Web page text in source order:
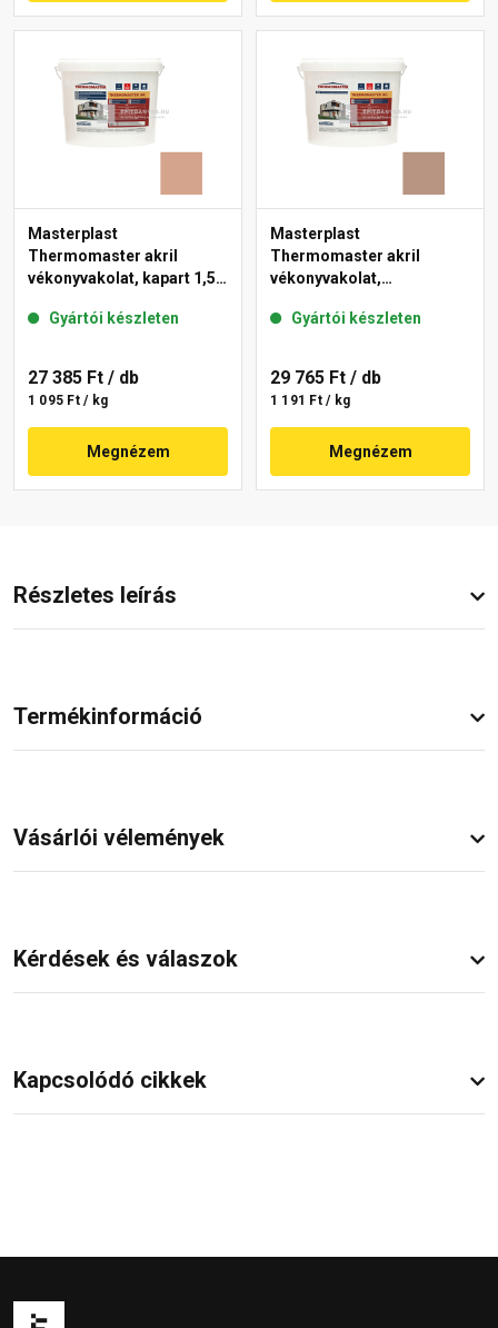
Masterplast
Thermomaster akril
vékonyvakolat, kapart 1,5
Gyártói készleten
27 385 Ft / db
1 095 Ft / kg
Megnézem
Masterplast
Thermomaster akril
vékonyvakolat,
09-C 25 kg
Gyártói készleten
29 765 Ft / db
1 191 Ft / kg
Megnézem
Részletes leírás
Termékinformáció
Vásárlói vélemények
Kérdések és válaszok
Kapcsolódó cikkek